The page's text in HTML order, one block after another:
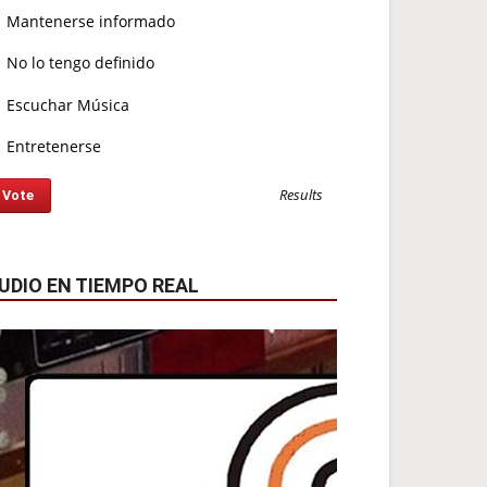
Mantenerse informado
No lo tengo definido
Escuchar Música
Entretenerse
Results
EN TIEMPO REAL